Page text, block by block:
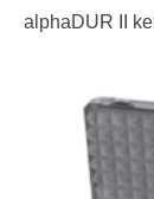
alphaDUR II